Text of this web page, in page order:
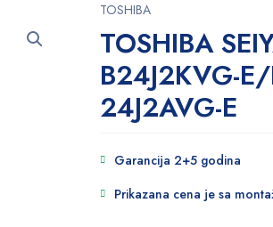
TOSHIBA
TOSHIBA
B24J2KVG-E/
24J2AVG-E
Garancija 2+5 godina
Prikazana cena je sa